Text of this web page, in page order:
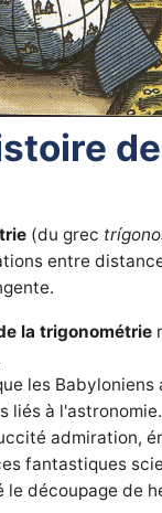
(du grec
entre
la trigonométrie
les
liés à
admiration,
fantastiques
le découpage de